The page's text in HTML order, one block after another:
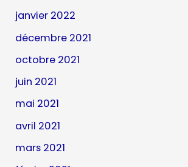
janvier 2022
décembre 2021
octobre 2021
juin 2021
mai 2021
avril 2021
mars 2021